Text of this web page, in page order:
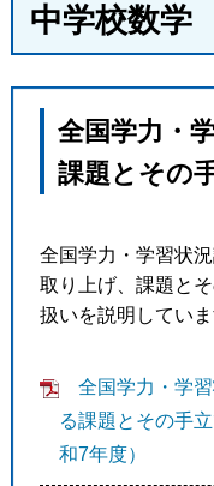
中学校数学
全国学力・
課題とその
全国学力・学習状
取り上げ、課題と
扱いを説明していま
全国学力・学習
る課題とその手
和7年度）